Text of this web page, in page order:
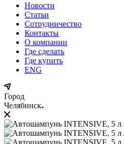
Новости
Статьи
Сотрудничество
Контакты
О компании
Где сделать
Где купить
ENG
Город
Челябинск